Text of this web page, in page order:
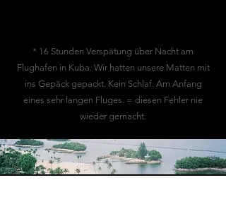
* 16 Stunden Verspätung über Nacht am
Flughafen in Kuba. Wir hatten unsere Matten mit
ins Gepäck gepackt. Kein Schlaf. Am Anfang
eines sehr langen Fluges. = diesen Fehler nie
wieder gemacht.